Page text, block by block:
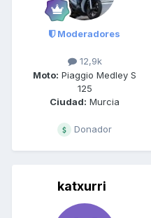
Moderadores
12,9k
Moto: Piaggio Medley S
125
Ciudad: Murcia
Donador
katxurri